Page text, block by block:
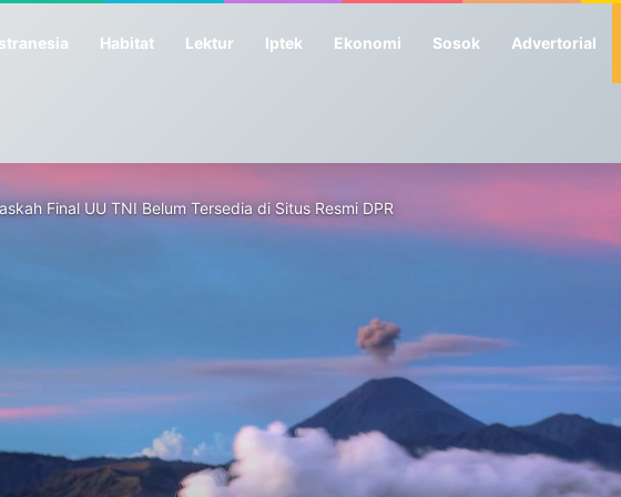
Habitat Lektur Iptek Ekonomi Sosok Advertorial
Final UU TNI Belum Tersedia di Situs Resmi DPR